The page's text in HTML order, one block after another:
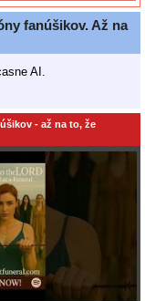
fanúšikov. Až na
AI.
- až na to, že